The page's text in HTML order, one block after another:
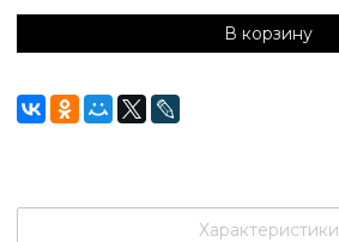
В корзину
Характеристики